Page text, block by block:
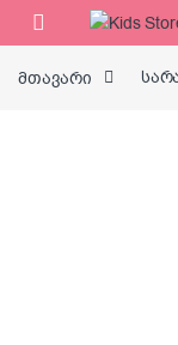
Skip to navigation
Skip to content
მთავარი